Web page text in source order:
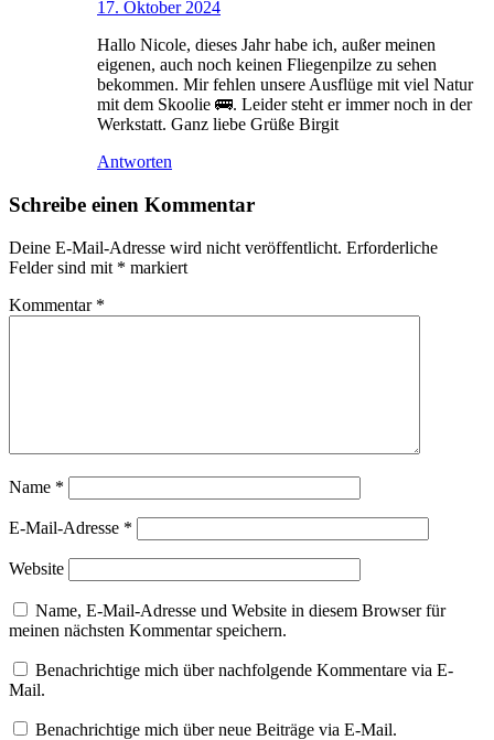
17. Oktober 2024
Hallo Nicole, dieses Jahr habe ich, außer meinen
eigenen, auch noch keinen Fliegenpilze zu sehen
bekommen. Mir fehlen unsere Ausflüge mit viel Natur
mit dem Skoolie 🚌. Leider steht er immer noch in der
Werkstatt. Ganz liebe Grüße Birgit
Antworten
Schreibe einen Kommentar
Deine E-Mail-Adresse wird nicht veröffentlicht. Erforderliche
Felder sind mit * markiert
Kommentar *
Name *
E-Mail-Adresse *
Website
Name, E-Mail-Adresse und Website in diesem Browser für
meinen nächsten Kommentar speichern.
Benachrichtige mich über nachfolgende Kommentare via E-
Mail.
Benachrichtige mich über neue Beiträge via E-Mail.